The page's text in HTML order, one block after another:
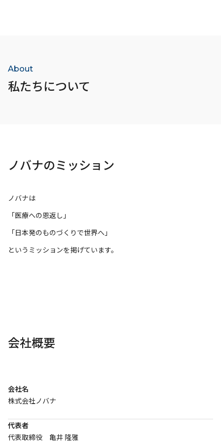
About
私たちについて
ノバナのミッション
ノバナは
「医療への恩返し」
「日本発のものづくりで世界へ」
というミッションを掲げています。
会社概要
会社名
株式会社ノバナ
代表者
代表取締役 亀井 隆雅